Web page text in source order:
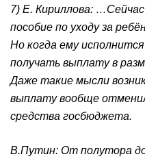
7) Е. Кириллова:
пособие по уходу за
Но когда ему
получать выплату в
Даже такие мысли
выплату вообще
средства госбюджета.
В.Путин: От полутора